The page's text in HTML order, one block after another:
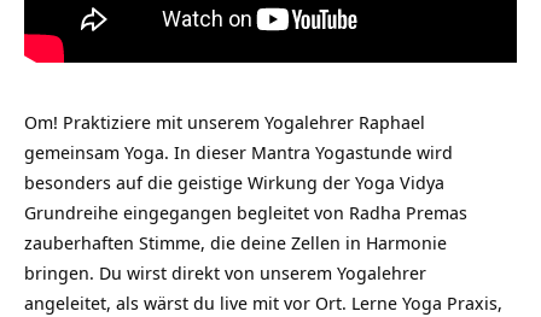
Om! Praktiziere mit unserem Yogalehrer Raphael
gemeinsam Yoga. In dieser Mantra Yogastunde wird
besonders auf die geistige Wirkung der Yoga Vidya
Grundreihe eingegangen begleitet von Radha Premas
zauberhaften Stimme, die deine Zellen in Harmonie
bringen. Du wirst direkt von unserem Yogalehrer
angeleitet, als wärst du live mit vor Ort. Lerne Yoga Praxis,